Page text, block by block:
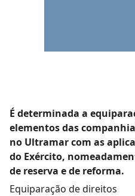
É determinada a
elementos das
no Ultramar com as
do Exército,
de reserva e de reforma.
Equiparação de direitos